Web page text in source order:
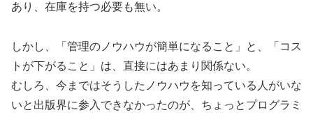
あり、在庫を持つ必要も無い。
しかし、「管理のノウハウが簡単になること」と、「コス
トが下がること」は、直接にはあまり関係ない。
むしろ、今まではそうしたノウハウを知っている人がいな
いと出版界に参入できなかったのが、ちょっとプログラミ